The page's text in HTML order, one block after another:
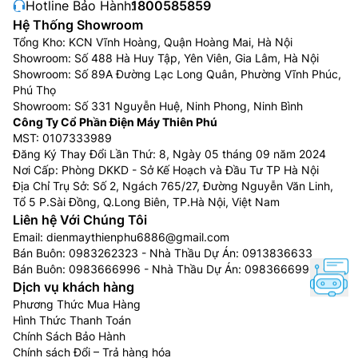
lạnh lan tỏa khắp căn phòng.
Ưu và nhược điểm của Điều Hòa Âm Trần
Toshiba:
Ưu điểm của Điều Hòa Âm Trần Toshiba
Lắp đặt và vận hành tương đối dễ dàng.
Công suất da dạng từ nhỏ đến lớn từ 12000BTU –
48000BTU, phù hợp với nhiều không gian như nhà
ở cho đến không gian rộng lớn như phân xưởng.
Khả năng làm lạnh tương đối nhanh và rất thuận
tiện trong việc vệ sinh
Nhờ có lưu lượng gió lớn nên phù hợp với các khu
vực tập trung đông người như: văn phòng, rạp
chiếu phim, hội trường, phòng họp, nhà hàng,…
Nhược điểm của Điều Hòa Âm Trần Toshiba
Giá thành khá cao so với dòng điều hoà treo
tường.
Hotline Bảo Hành:1800585859
Hệ Thống Showroom
Tổng Kho: KCN Vĩnh Hoàng, Quận Hoàng Mai, Hà Nội
Showroom: Số 488 Hà Huy Tập, Yên Viên, Gia Lâm, Hà Nội
Showroom: Số 89A Đường Lạc Long Quân, Phường Vĩnh Phúc,
Phú Thọ
Showroom: Số 331 Nguyễn Huệ, Ninh Phong, Ninh Bình
Công Ty Cổ Phần Điện Máy Thiên Phú
MST: 0107333989
Đăng Ký Thay Đổi Lần Thứ: 8, Ngày 05 tháng 09 năm 2024
Nơi Cấp: Phòng DKKD - Sở Kế Hoạch và Đầu Tư TP Hà Nội
Địa Chỉ Trụ Sở: Số 2, Ngách 765/27, Đường Nguyễn Văn Linh,
Tổ 5 P.Sài Đồng, Q.Long Biên, TP.Hà Nội, Việt Nam
Liên hệ Với Chúng Tôi
Email: dienmaythienphu6886@gmail.com
Bán Buôn: 0983262323 - Nhà Thầu Dự Án: 0913836633
Bán Buôn: 0983666996 - Nhà Thầu Dự Án: 0983666996
Dịch vụ khách hàng
Phương Thức Mua Hàng
Hình Thức Thanh Toán
Chính Sách Bảo Hành
Chính sách Đổi – Trả hàng hóa